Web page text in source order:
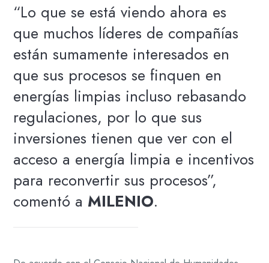
“Lo que se está viendo ahora es
que muchos líderes de compañías
están sumamente interesados en
que sus procesos se finquen en
energías limpias incluso rebasando
regulaciones, por lo que sus
inversiones tienen que ver con el
acceso a energía limpia e incentivos
para reconvertir sus procesos”,
comentó a MILENIO.